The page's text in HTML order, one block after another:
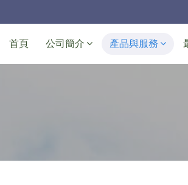
Navigation
首頁 公司簡介 產品與服務